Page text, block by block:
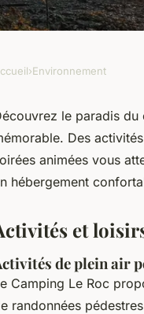
›Environnement
le paradis du
Des
animées vous
hébergement
et
de plein air
Camping Le Roc
randonnées